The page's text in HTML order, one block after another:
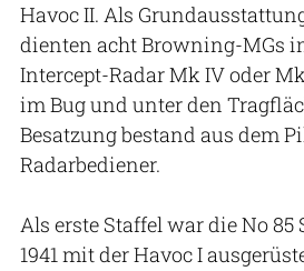
Havoc II. Als
dienten acht Browning-MGs
Intercept-Radar Mk IV oder
im Bug und unter den
Besatzung bestand aus dem
Radarbediener.
Als erste Staffel war die No 85
1941 mit der Havoc I